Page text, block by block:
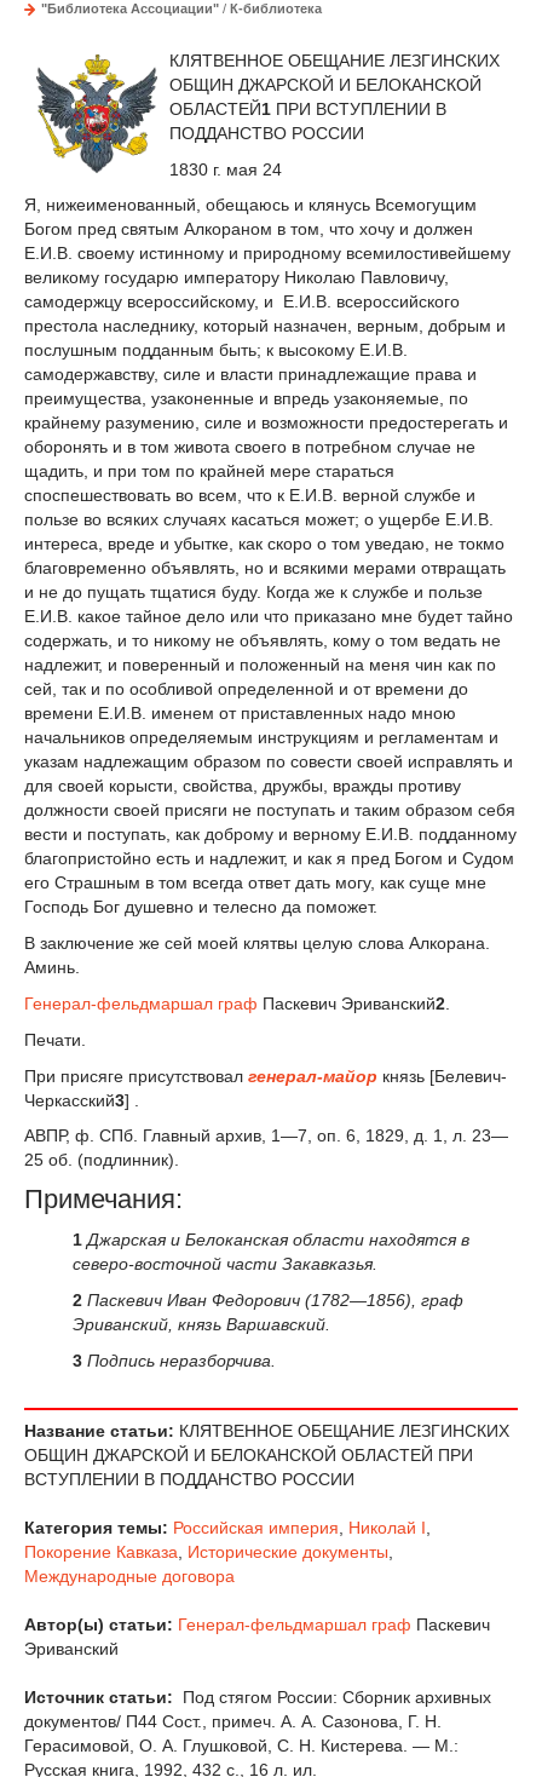
"Библиотека Ассоциации" / К-библиотека
КЛЯТВЕННОЕ ОБЕЩАНИЕ ЛЕЗГИНСКИХ
ОБЩИН ДЖАРСКОЙ И БЕЛОКАНСКОЙ
ОБЛАСТЕЙ1 ПРИ ВСТУПЛЕНИИ В
ПОДДАНСТВО РОССИИ
1830 г. мая 24
Я, нижеименованный, обещаюсь и клянусь Всемогущим
Богом пред святым Алкораном в том, что хочу и должен
Е.И.В. своему истинному и природному всемилостивейшему
великому государю императору Николаю Павловичу,
самодержцу всероссийскому, и Е.И.В. всероссийского
престола наследнику, который назначен, верным, добрым и
послушным подданным быть; к высокому Е.И.В.
самодержавству, силе и власти принадлежащие права и
преимущества, узаконенные и впредь узаконяемые, по
крайнему разумению, силе и возможности предостерегать и
оборонять и в том живота своего в потребном случае не
щадить, и при том по крайней мере стараться
споспешествовать во всем, что к Е.И.В. верной службе и
пользе во всяких случаях касаться может; о ущербе Е.И.В.
интереса, вреде и убытке, как скоро о том уведаю, не токмо
благовременно объявлять, но и всякими мерами отвращать
и не до пущать тщатися буду. Когда же к службе и пользе
Е.И.В. какое тайное дело или что приказано мне будет тайно
содержать, и то никому не объявлять, кому о том ведать не
надлежит, и поверенный и положенный на меня чин как по
сей, так и по особливой определенной и от времени до
времени Е.И.В. именем от приставленных надо мною
начальников определяемым инструкциям и регламентам и
указам надлежащим образом по совести своей исправлять и
для своей корысти, свойства, дружбы, вражды противу
должности своей присяги не поступать и таким образом себя
вести и поступать, как доброму и верному Е.И.В. подданному
благопристойно есть и надлежит, и как я пред Богом и Судом
его Страшным в том всегда ответ дать могу, как суще мне
Господь Бог душевно и телесно да поможет.
В заключение же сей моей клятвы целую слова Алкорана.
Аминь.
Генерал-фельдмаршал граф Паскевич Эриванский2
Печати.
При присяге присутствовал генерал-майор князь [Белевич-
Черкасский3] .
АВПР, ф. СПб. Главный архив, 1—7, оп. 6, 1829, д. 1, л. 23—
25 об. (подлинник).
Примечания:
1 Джарская и Белоканская области находятся в
северо-восточной части Закавказья.
2 Паскевич Иван Федорович (1782—1856), граф
Эриванский, князь Варшавский.
3 Подпись неразборчива.
Название статьи: КЛЯТВЕННОЕ ОБЕЩАНИЕ ЛЕЗГИНСКИХ
ОБЩИН ДЖАРСКОЙ И БЕЛОКАНСКОЙ ОБЛАСТЕЙ ПРИ
ВСТУПЛЕНИИ В ПОДДАНСТВО РОССИИ
Категория темы: Российская империя, Николай I,
Покорение Кавказа, Исторические документы,
Международные договора
Автор(ы) статьи: Генерал-фельдмаршал граф Паскевич
Эриванский
Источник статьи:
Под стягом России: Сборник архивных
документов/ П44 Сост., примеч. А. А. Сазонова, Г. Н.
Герасимовой, О. А. Глушковой, С. Н. Кистерева. — М.:
Русская книга, 1992, 432 с., 16 л. ил.